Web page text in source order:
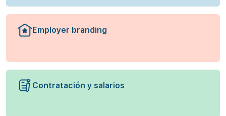
Employer branding
Contratación y salarios